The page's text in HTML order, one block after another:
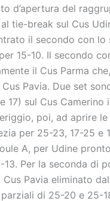
d’apertura del
tie-break sul Cus
il secondo con
15-10. Il secondo
il Cus Parma
Pavia. Due set
17) sul Cus
poi, ad aprire
per 25-23, 17-25 e
A, per Udine
Per la seconda di
Pavia eliminato
di 25-20 e 25-